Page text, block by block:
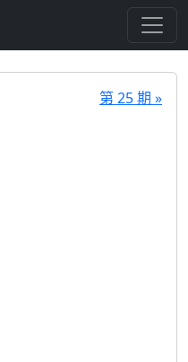
第 25 期 »